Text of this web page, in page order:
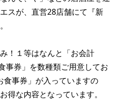
スが、直営28店舗にて『新
！１等はなんと「お会計
事券」を数種類ご用意してお
食事券」が入っていますの
得な内容となっています。